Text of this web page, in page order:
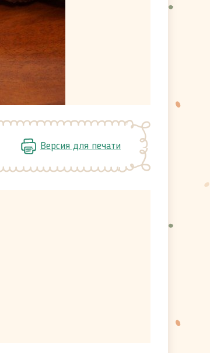
Версия для печати